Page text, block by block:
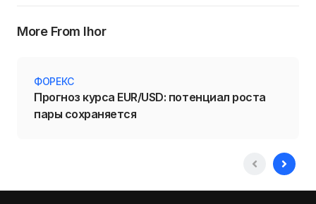
More From Ihor
ФОРЕКС
Прогноз курса EUR/USD: потенциал роста
пары сохраняется